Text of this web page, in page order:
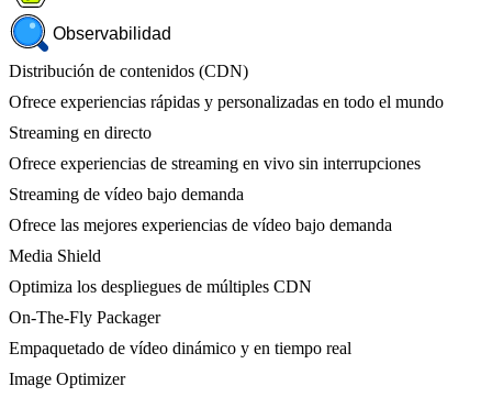
Observabilidad
Distribución de contenidos (CDN)
Ofrece experiencias rápidas y personalizadas en todo el mundo
Streaming en directo
Ofrece experiencias de streaming en vivo sin interrupciones
Streaming de vídeo bajo demanda
Ofrece las mejores experiencias de vídeo bajo demanda
Media Shield
Optimiza los despliegues de múltiples CDN
On-The-Fly Packager
Empaquetado de vídeo dinámico y en tiempo real
Image Optimizer